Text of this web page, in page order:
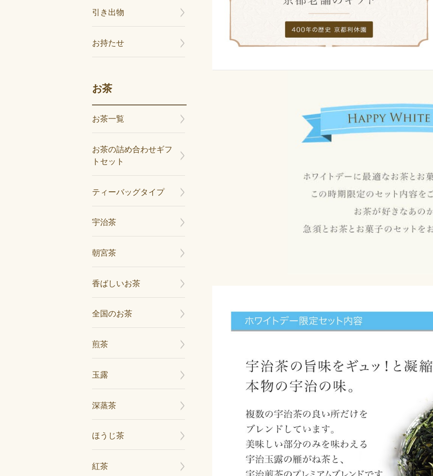
引き出物
お持たせ
お茶
お茶一覧
お茶の詰め合わせギフ
トセット
ティーバッグタイプ
宇治茶
朝宮茶
香ばしいお茶
全国のお茶
煎茶
玉露
深蒸茶
ほうじ茶
紅茶